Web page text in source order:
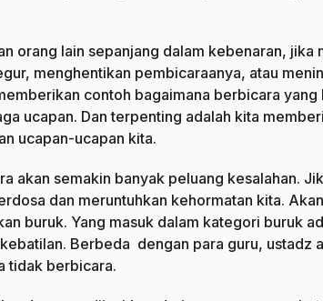
orang lain sepanjang dalam kebenaran, jika
menghentikan pembicaraanya, atau
contoh bagaimana berbicara
ucapan. Dan terpenting adalah kita
ucapan-ucapan kita.
akan semakin banyak peluang kesalahan.
dan meruntuhkan kehormatan kita.
buruk. Yang masuk dalam kategori buruk
Berbeda dengan para guru, ustadz
tidak berbicara.